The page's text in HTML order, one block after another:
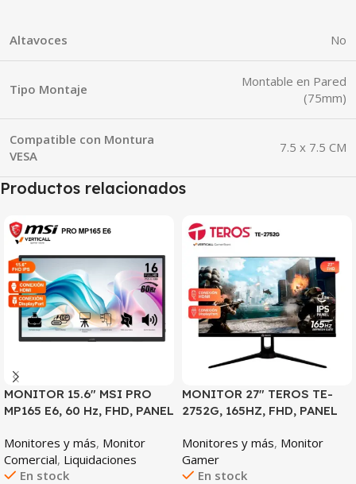
Altavoces No
Tipo Montaje
Montable en Pared
(75mm)
Compatible con Montura
VESA
7.5 x 7.5 CM
Productos relacionados
MONITOR 15.6″ MSI PRO
MP165 E6, 60 Hz, FHD, PANEL
Monitores y más, Monitor
Comercial, Liquidaciones
En stock
MONITOR 27″ TEROS TE-
2752G, 165HZ, FHD, PANEL
Monitores y más, Monitor
Gamer
En stock